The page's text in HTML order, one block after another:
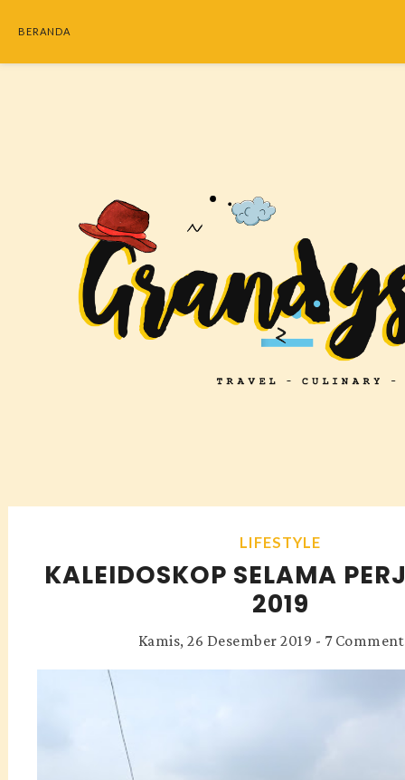
BERANDA
LIFESTYLE
KALEIDOSKOP SELAMA
2019
Kamis, 26 Desember 2019 - 7